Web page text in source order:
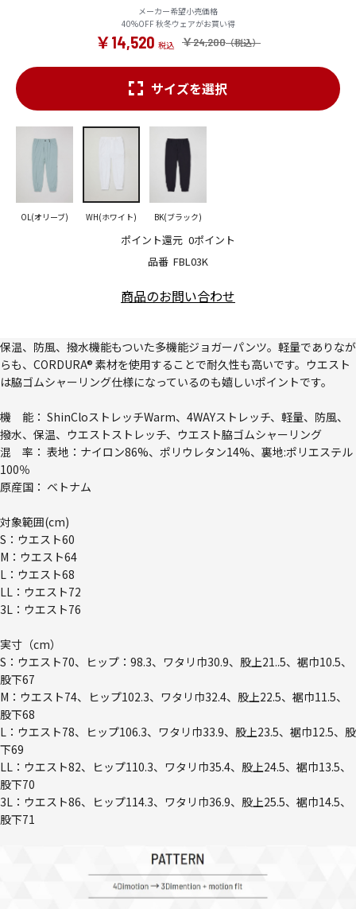
メーカー希望小売価格
40%OFF 秋冬ウェアがお買い得
￥24,200
￥14,520
品番 FBL03K
ポイント還元 0ポイント
サイズを選択
OL(オリーブ) WH(ホワイト) BK(ブラック)
商品のお問い合わせ
保温、防風、撥水機能もついた多機能ジョガーパンツ。軽量でありなが
らも、CORDURA® 素材を使用することで耐久性も高いです。ウエスト
は脇ゴムシャーリング仕様になっているのも嬉しいポイントです。
機 能： ShinCloストレッチWarm、4WAYストレッチ、軽量、防風、
撥水、保温、ウエストストレッチ、ウエスト脇ゴムシャーリング
混 率： 表地：ナイロン86%、ポリウレタン14%、裏地:ポリエステル
100％
原産国： ベトナム
対象範囲(cm)
S：ウエスト60
M：ウエスト64
L：ウエスト68
LL：ウエスト72
3L：ウエスト76
実寸（cm）
S：ウエスト70、ヒップ：98.3、ワタリ巾30.9、股上21..5、裾巾10.5、
股下67
M：ウエスト74、ヒップ102.3、ワタリ巾32.4、股上22.5、裾巾11.5、
股下68
L：ウエスト78、ヒップ106.3、ワタリ巾33.9、股上23.5、裾巾12.5、股
下69
LL：ウエスト82、ヒップ110.3、ワタリ巾35.4、股上24.5、裾巾13.5、
股下70
3L：ウエスト86、ヒップ114.3、ワタリ巾36.9、股上25.5、裾巾14.5、
股下71